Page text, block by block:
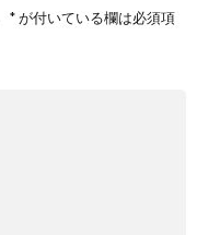
*が付いている欄は必須項